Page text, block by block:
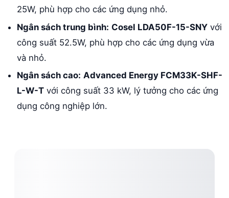
25W, phù hợp cho các ứng dụng nhỏ.
Ngân sách trung bình: Cosel LDA50F-15-SNY với
công suất 52.5W, phù hợp cho các ứng dụng vừa
và nhỏ.
Ngân sách cao: Advanced Energy FCM33K-SHF-
L-W-T với công suất 33 kW, lý tưởng cho các ứng
dụng công nghiệp lớn.